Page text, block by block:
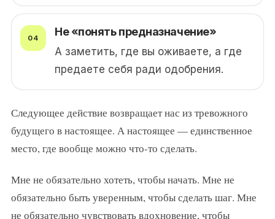
Не «понять предназначение»
А заметить, где вы оживаете, а где
предаете себя ради одобрения.
Следующее действие возвращает нас из тревожного
будущего в настоящее. А настоящее — единственное
место, где вообще можно что-то сделать.
Мне не обязательно хотеть, чтобы начать. Мне не
обязательно быть уверенным, чтобы сделать шаг. Мне
не обязательно чувствовать вдохновение, чтобы